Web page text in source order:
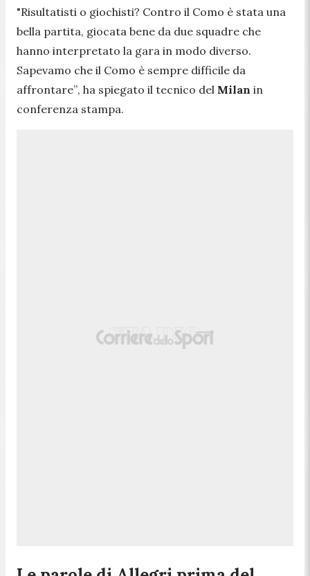
"Risultatisti o giochisti? Contro il Como è stata una
bella partita, giocata bene da due squadre che
hanno interpretato la gara in modo diverso.
Sapevamo che il Como è sempre difficile da
affrontare”, ha spiegato il tecnico del Milan in
conferenza stampa.